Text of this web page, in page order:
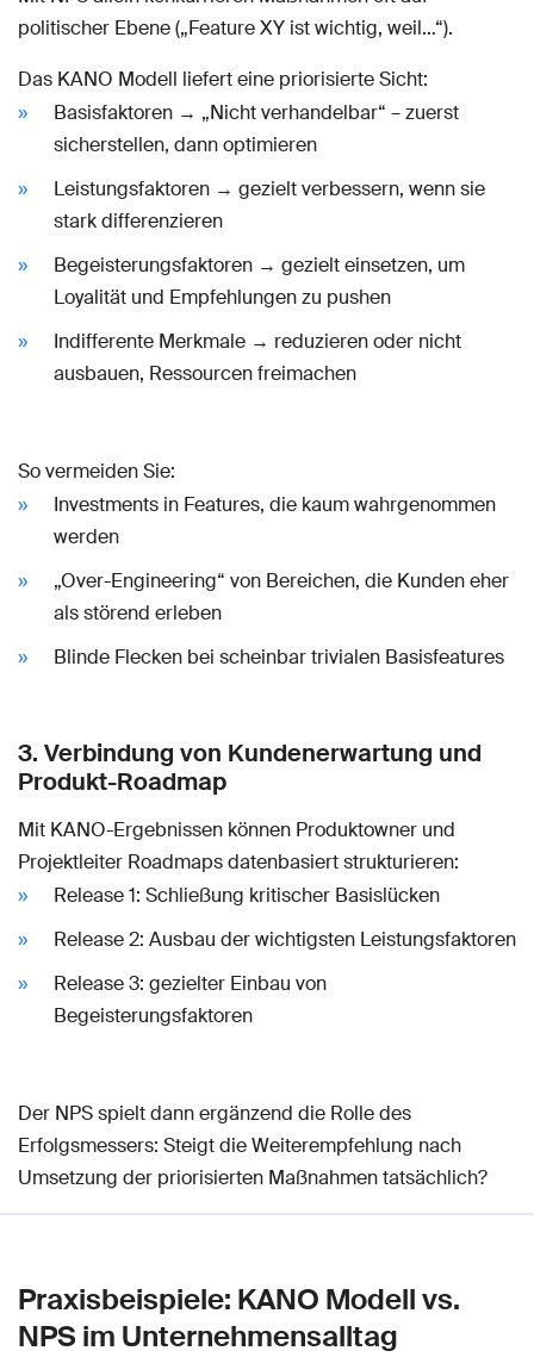
politischer Ebene („Feature XY ist wichtig, weil…“).
Das KANO Modell liefert eine priorisierte Sicht:
Basisfaktoren → „Nicht verhandelbar“ – zuerst
sicherstellen, dann optimieren
Leistungsfaktoren → gezielt verbessern, wenn sie
stark differenzieren
Begeisterungsfaktoren → gezielt einsetzen, um
Loyalität und Empfehlungen zu pushen
Indifferente Merkmale → reduzieren oder nicht
ausbauen, Ressourcen freimachen
So vermeiden Sie:
Investments in Features, die kaum wahrgenommen
werden
„Over-Engineering“ von Bereichen, die Kunden eher
als störend erleben
Blinde Flecken bei scheinbar trivialen Basisfeatures
3. Verbindung von Kundenerwartung und
Produkt-Roadmap
Mit KANO-Ergebnissen können Produktowner und
Projektleiter Roadmaps datenbasiert strukturieren:
Release 1: Schließung kritischer Basislücken
Release 2: Ausbau der wichtigsten Leistungsfaktoren
Release 3: gezielter Einbau von
Begeisterungsfaktoren
Der NPS spielt dann ergänzend die Rolle des
Erfolgsmessers: Steigt die Weiterempfehlung nach
Umsetzung der priorisierten Maßnahmen tatsächlich?
Praxisbeispiele: KANO Modell vs.
NPS im Unternehmensalltag